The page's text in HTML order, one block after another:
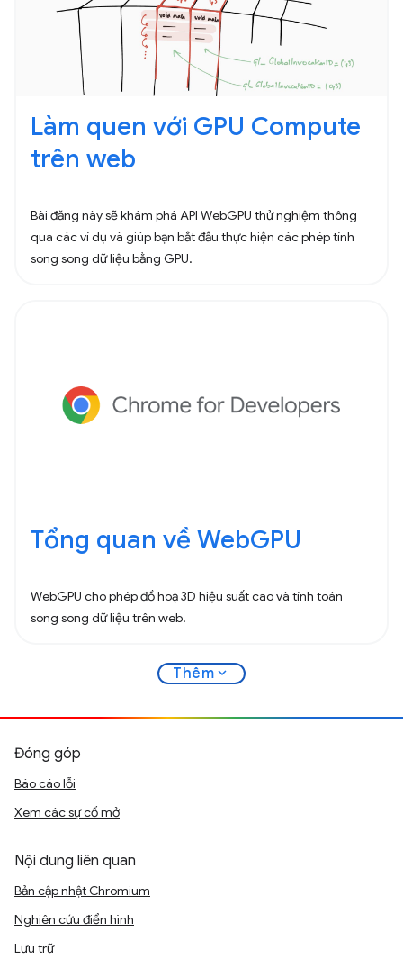
Làm quen với GPU Compute
trên web
Bài đăng này sẽ khám phá API WebGPU thử nghiệm thông
qua các ví dụ và giúp bạn bắt đầu thực hiện các phép tính
song song dữ liệu bằng GPU.
Tổng quan về WebGPU
WebGPU cho phép đồ hoạ 3D hiệu suất cao và tính toán
song song dữ liệu trên web.
Thêm expand_more
Đóng góp
Báo cáo lỗi
Xem các sự cố mở
Nội dung liên quan
Bản cập nhật Chromium
Nghiên cứu điển hình
Lưu trữ